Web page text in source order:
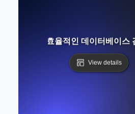
무엇인가? 효율적인 데이터베이스
View details